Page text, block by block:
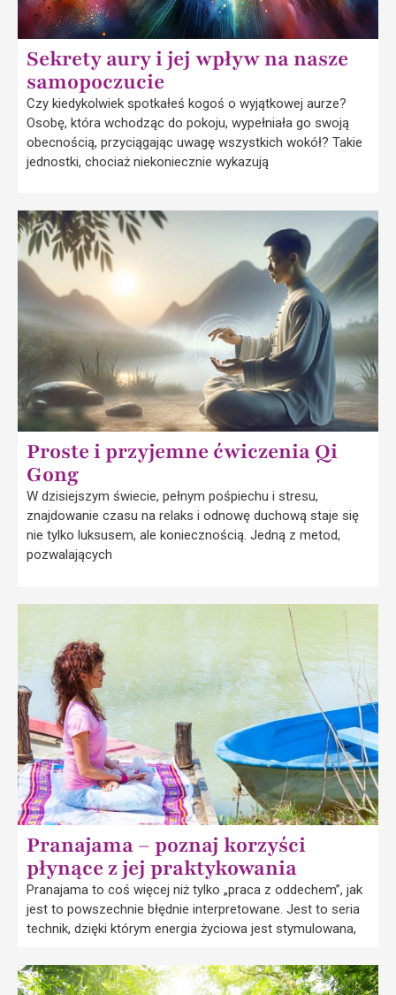
Sekrety aury i jej wpływ na nasze
samopoczucie
Czy kiedykolwiek spotkałeś kogoś o wyjątkowej aurze?
Osobę, która wchodząc do pokoju, wypełniała go swoją
obecnością, przyciągając uwagę wszystkich wokół? Takie
jednostki, chociaż niekoniecznie wykazują
Proste i przyjemne ćwiczenia Qi
Gong
W dzisiejszym świecie, pełnym pośpiechu i stresu,
znajdowanie czasu na relaks i odnowę duchową staje się
nie tylko luksusem, ale koniecznością. Jedną z metod,
pozwalających
Pranajama – poznaj korzyści
płynące z jej praktykowania
Pranajama to coś więcej niż tylko „praca z oddechem”, jak
jest to powszechnie błędnie interpretowane. Jest to seria
technik, dzięki którym energia życiowa jest stymulowana,